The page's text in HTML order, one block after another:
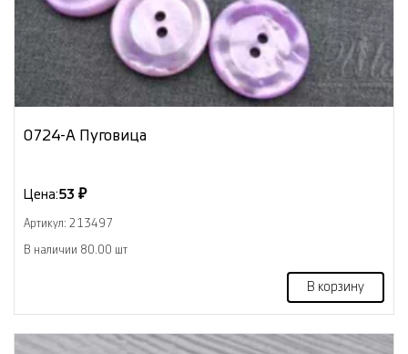
0724-А Пуговица
Цена:53 ₽
Артикул: 213497
В наличии 80.00 шт
В корзину